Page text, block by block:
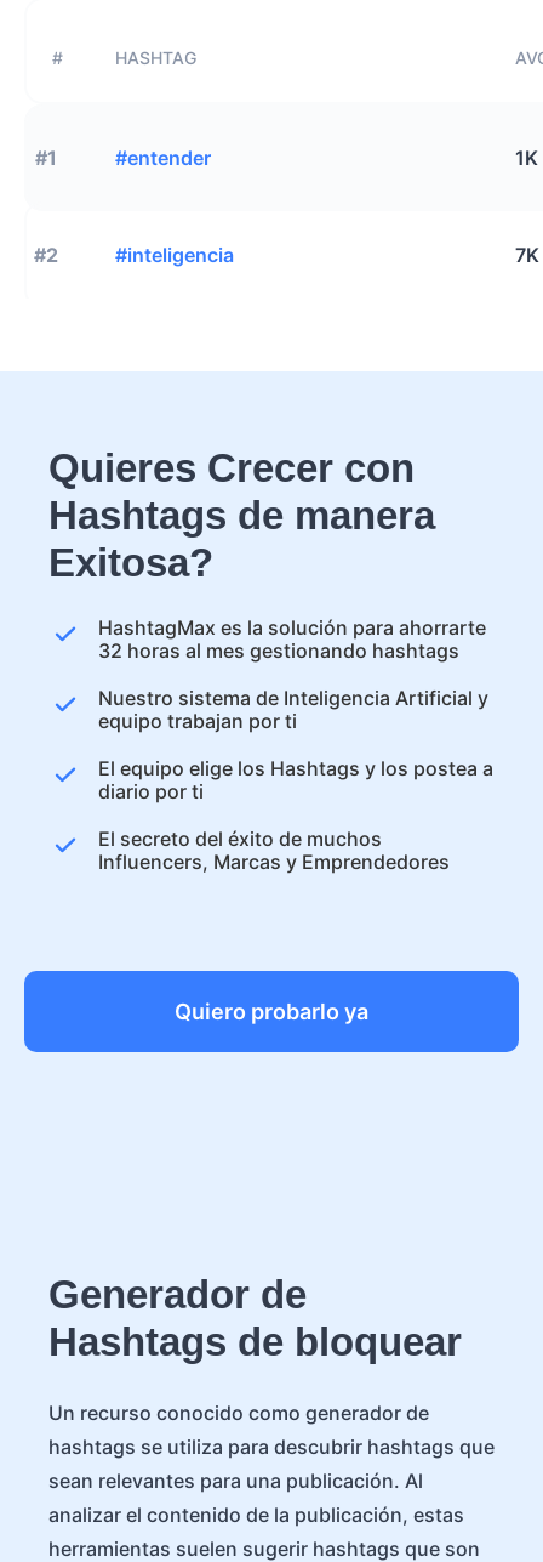
# HASHTAG
#1 #entender 1K
#2 #inteligencia 7K
Quieres Crecer con
Hashtags de manera
Exitosa?
HashtagMax es la solución para ahorrarte
32 horas al mes gestionando hashtags
Nuestro sistema de Inteligencia Artificial y
equipo trabajan por ti
El equipo elige los Hashtags y los postea a
diario por ti
El secreto del éxito de muchos
Influencers, Marcas y Emprendedores
Quiero probarlo ya
Generador de
Hashtags de bloquear
Un recurso conocido como generador de
hashtags se utiliza para descubrir hashtags que
sean relevantes para una publicación. Al
analizar el contenido de la publicación, estas
herramientas suelen sugerir hashtags que son